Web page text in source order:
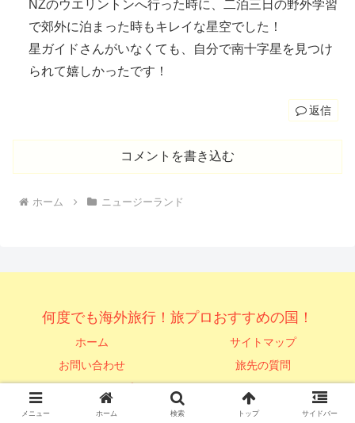
NZのウエリントンへ行った時に、二泊三日の野外学習
で郊外に泊まった時もキレイな星空でした！
星ガイドさんがいなくても、自分で南十字星を見つけ
られて嬉しかったです！
返信
コメントを書き込む
ホーム ニュージーランド
何度でも海外旅行！旅プロおすすめの国！
ホーム
サイトマップ
お問い合わせ
旅先の質問
プライバシーポリシー
© 2020 何度でも海外旅行！旅プロおすすめの国！.
メニュー ホーム 検索 トップ サイドバー